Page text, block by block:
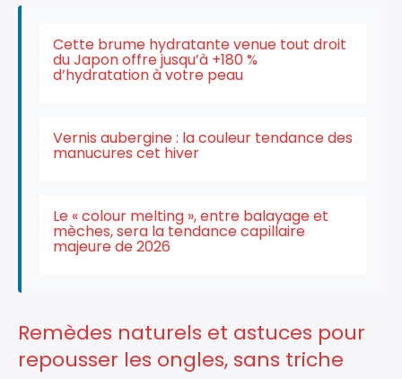
Cette brume hydratante venue tout droit
du Japon offre jusqu’à +180 %
d’hydratation à votre peau
Vernis aubergine : la couleur tendance des
manucures cet hiver
Le « colour melting », entre balayage et
mèches, sera la tendance capillaire
majeure de 2026
Remèdes naturels et astuces pour
repousser les ongles, sans triche
Rechercher